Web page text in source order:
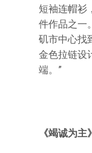
短袖连帽衫
件作品之一
矶市中心找
金色拉链设
端。”
《竭诚为